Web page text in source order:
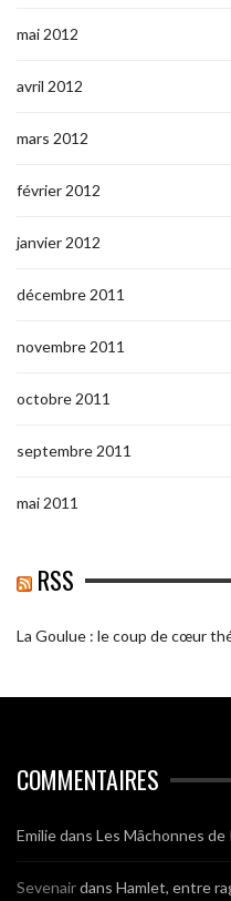
mai 2012
avril 2012
mars 2012
février 2012
janvier 2012
décembre 2011
novembre 2011
octobre 2011
septembre 2011
mai 2011
RSS
La Goulue : le coup de cœur
COMMENTAIRES
Emiliedans Les Mâchonnes de
Sevenairdans Hamlet, entre